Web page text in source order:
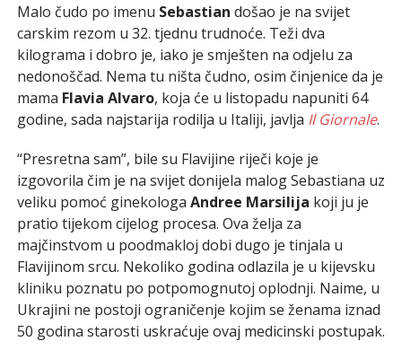
Malo čudo po imenu Sebastian došao je na svijet
carskim rezom u 32. tjednu trudnoće. Teži dva
kilograma i dobro je, iako je smješten na odjelu za
nedonoščad. Nema tu ništa čudno, osim činjenice da je
mama Flavia Alvaro, koja će u listopadu napuniti 64
godine, sada najstarija rodilja u Italiji, javlja Il Giornale.
“Presretna sam”, bile su Flavijine riječi koje je
izgovorila čim je na svijet donijela malog Sebastiana uz
veliku pomoć ginekologa Andree Marsilija koji ju je
pratio tijekom cijelog procesa. Ova želja za
majčinstvom u poodmakloj dobi dugo je tinjala u
Flavijinom srcu. Nekoliko godina odlazila je u kijevsku
kliniku poznatu po potpomognutoj oplodnji. Naime, u
Ukrajini ne postoji ograničenje kojim se ženama iznad
50 godina starosti uskraćuje ovaj medicinski postupak.